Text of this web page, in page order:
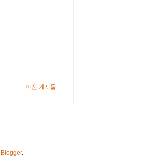
이전 게시물
Blogger.